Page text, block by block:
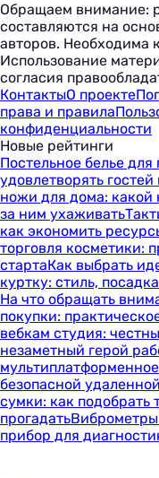
Обращаем внимание:
составляются на
авторов. Необходима
Использование
согласия
КонтактыО проекте
права и правила
конфиденциальности
Новые рейтинги
Постельное белье
удовлетворять
ножи для дома: какой
за ним ухаживать
как экономить
торговля косметики:
стартаКак выбрать
куртку: стиль,
На что обращать
покупки:
вебкам студия:
незаметный герой
безопасной
сумки: как подобрать
прогадать
прибор для